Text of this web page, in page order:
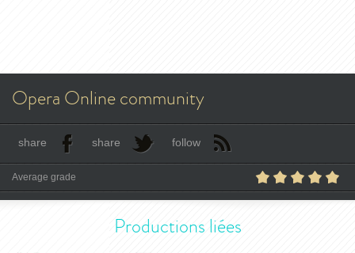
Opera Online community
share share follow
Average grade
Productions liées